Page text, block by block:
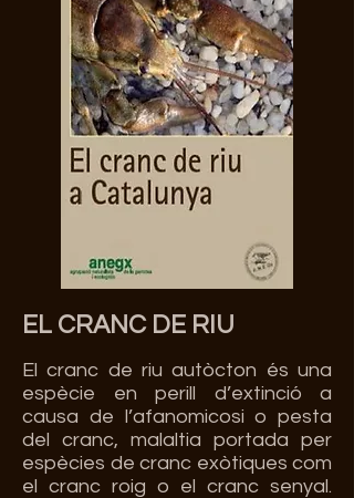
EL CRANC DE RIU
El cranc de riu autòcton és una
espècie en perill d’extinció a
causa de l’afanomicosi o pesta
del cranc, malaltia portada per
espècies de cranc exòtiques com
el cranc roig o el cranc senyal.